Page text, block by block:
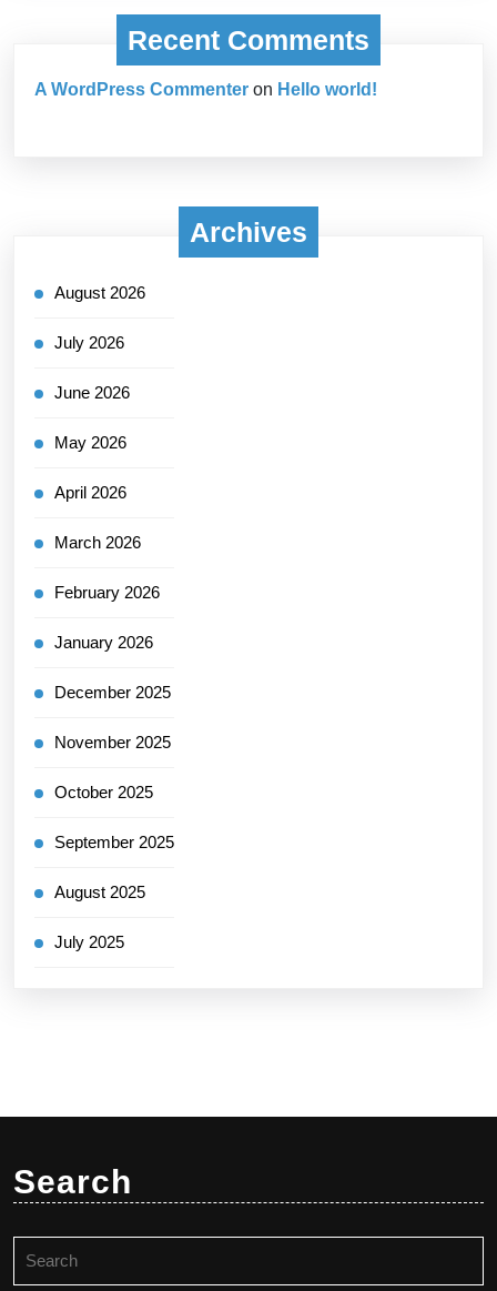
Recent Comments
A WordPress Commenter on Hello world!
Archives
August 2026
July 2026
June 2026
May 2026
April 2026
March 2026
February 2026
January 2026
December 2025
November 2025
October 2025
September 2025
August 2025
July 2025
Search
for: